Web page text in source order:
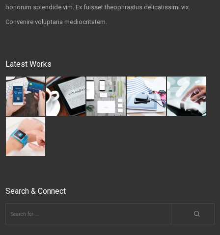
bonorum splendide vim. Ex fuisset theophrastus delicatissimi vix.
Convenire voluptaria mediocritatem.
Latest Works
Search & Connect